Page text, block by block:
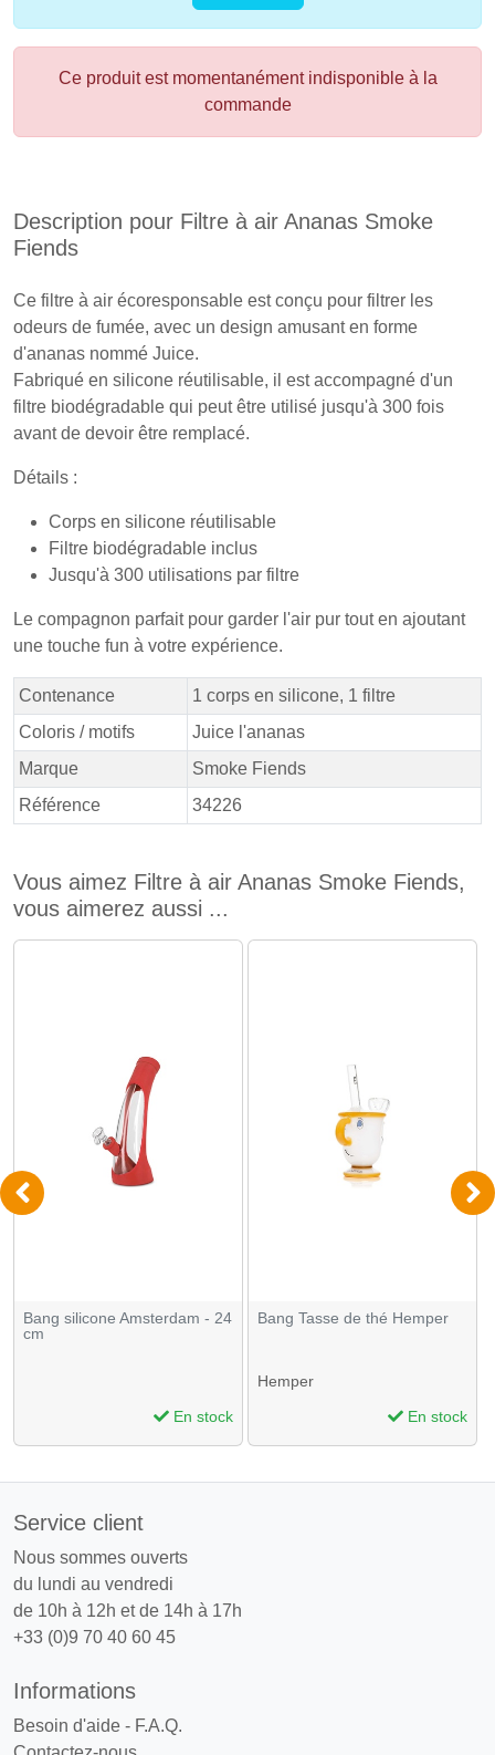
Ce produit est momentanément indisponible à la
commande
Description pour Filtre à air Ananas Smoke
Fiends
Ce filtre à air écoresponsable est conçu pour filtrer les
odeurs de fumée, avec un design amusant en forme
d'ananas nommé Juice.
Fabriqué en silicone réutilisable, il est accompagné d'un
filtre biodégradable qui peut être utilisé jusqu'à 300 fois
avant de devoir être remplacé.
Détails :
Corps en silicone réutilisable
Filtre biodégradable inclus
Jusqu'à 300 utilisations par filtre
Le compagnon parfait pour garder l'air pur tout en ajoutant
une touche fun à votre expérience.
Contenance
1 corps en silicone, 1 filtre
Coloris / motifs
Juice l'ananas
Marque
Smoke Fiends
Référence
34226
Vous aimez Filtre à air Ananas Smoke Fiends,
vous aimerez aussi ...
Bang silicone Amsterdam - 24
cm
En stock
Bang Tasse de thé Hemper
Hemper
En stock
Service client
Nous sommes ouverts
du lundi au vendredi
de 10h à 12h et de 14h à 17h
+33 (0)9 70 40 60 45
Informations
Besoin d'aide - F.A.Q.